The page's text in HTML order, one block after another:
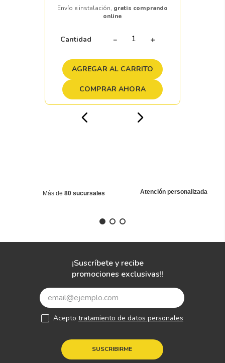
Envío e instalación, gratis comprando
online
Cantidad ＋
－
AGREGAR AL CARRITO
COMPRAR AHORA
Más de 80 sucursales Atención personalizada
¡Suscríbete y recibe
promociones exclusivas!!
SUSCRIBIRME
Acepto tratamiento de datos personales